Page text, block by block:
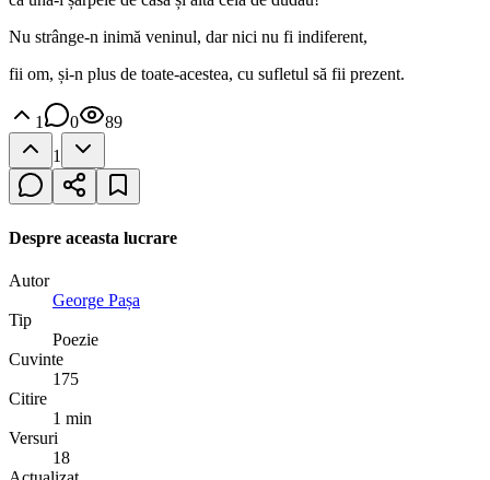
Nu strânge-n inimă veninul, dar nici nu fi indiferent,
fii om, și-n plus de toate-acestea, cu sufletul să fii prezent.
1 0
89
1
Despre aceasta lucrare
Autor
George Pașa
Tip
Poezie
Cuvinte
175
Citire
1 min
Versuri
18